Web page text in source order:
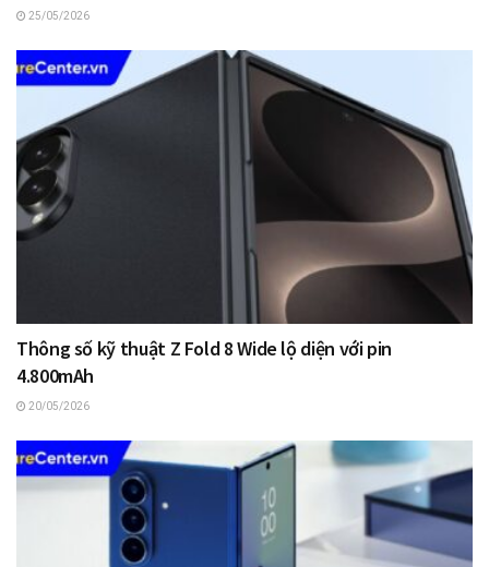
25/05/2026
Thông số kỹ thuật Z Fold 8 Wide lộ diện với pin
4.800mAh
20/05/2026